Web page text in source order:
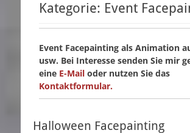
Kategorie: Event
Event Facepainting als Animation
usw. Bei Interesse senden Sie mir
eine E-Mail oder nutzen Sie das
Kontaktformular.
Halloween Facepainting